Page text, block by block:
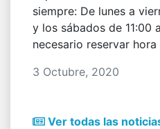
siempre: De lunes a
y los sábados de 11:00
necesario reservar hora
3 Octubre, 2020
Ver todas las